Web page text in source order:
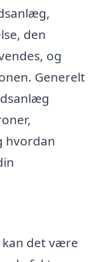
den
og
Generelt
hvordan
det være